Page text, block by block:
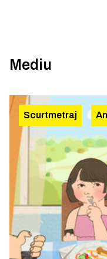
Mediu
Scurtmetraj